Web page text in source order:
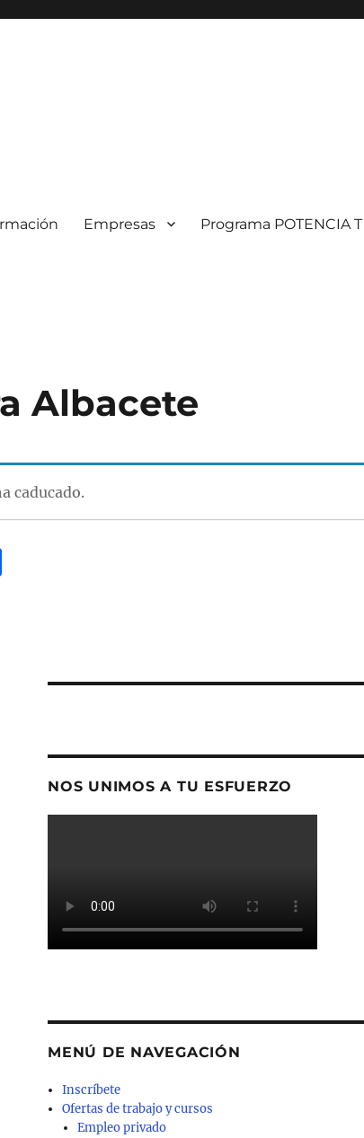
Empresas Programa POTENCIA T
Albacete
caducado.
C
NOS UNIMOS A TU ESFUERZO
MENÚ DE NAVEGACIÓN
Inscríbete
Ofertas de trabajo y cursos
Empleo privado